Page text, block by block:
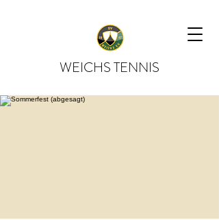
WEICHS TENNIS